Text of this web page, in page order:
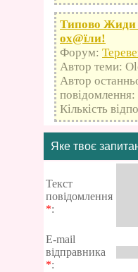
Типово Жиди
оx@їли!
Форум:
Автор теми:
Автор
Кількість
Яке твоє
Текст
повідомлення
*:
E-mail
відправника
*: